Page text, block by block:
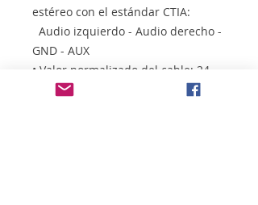
estéreo con el estándar CTIA:
Audio izquierdo - Audio derecho -
GND - AUX
• Valor normalizado del cable: 24
AWG